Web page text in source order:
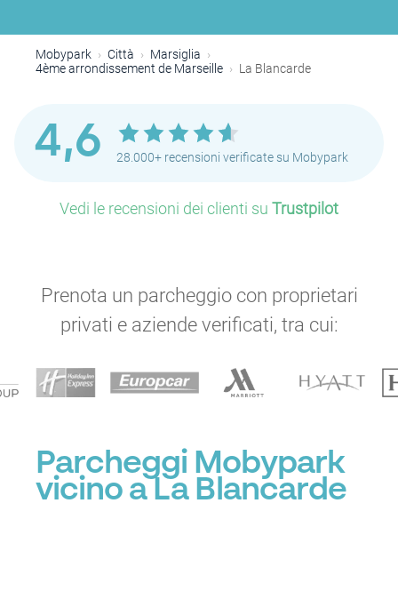
Mobypark Città
Marsiglia
4ème arrondissement de Marseille
La Blancarde
4,6 28.000+ recensioni verificate su Mobypark
Vedi le recensioni dei clienti su Trustpilot
Prenota un parcheggio con proprietari
privati e aziende verificati, tra cui:
Parcheggi Mobypark
vicino a La Blancarde